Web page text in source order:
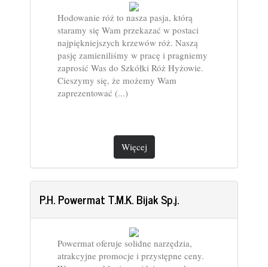
Hodowanie róż to nasza pasja, którą
staramy się Wam przekazać w postaci
najpiękniejszych krzewów róż. Naszą
pasję zamieniliśmy w pracę i pragniemy
zaprosić Was do Szkółki Róż Hyżowie.
Cieszymy się, że możemy Wam
zaprezentować (...)
Więcej
P.H. Powermat T.M.K. Bijak Sp.j.
Powermat oferuje solidne narzędzia,
atrakcyjne promocje i przystępne ceny.